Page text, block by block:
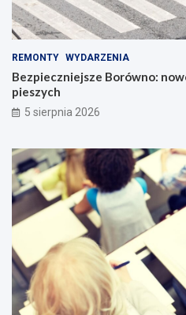
REMONTY WYDARZENIA
Bezpieczniejsze Borówno:
pieszych
5 sierpnia 2026